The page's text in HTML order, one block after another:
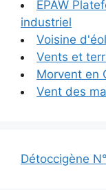
EPAW
industriel
Voisine
Vents et
Morvent en
Vent des
Détoccigène